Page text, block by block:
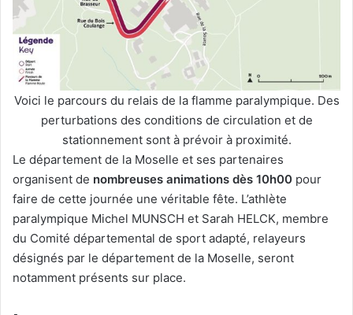
Voici le parcours du relais de la flamme paralympique. Des
perturbations des conditions de circulation et de
stationnement sont à prévoir à proximité.
Le département de la Moselle et ses partenaires
organisent de nombreuses animations dès 10h00 pour
faire de cette journée une véritable fête. L’athlète
paralympique Michel MUNSCH et Sarah HELCK, membre
du Comité départemental de sport adapté, relayeurs
désignés par le département de la Moselle, seront
notamment présents sur place.